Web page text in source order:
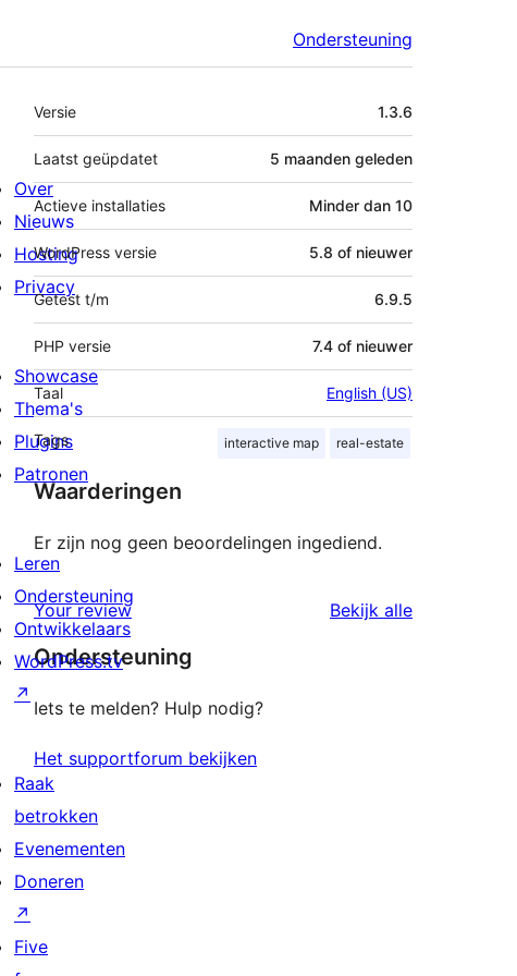
Ondersteuning
Meta
Versie 1.3.6
Laatst geüpdatet 5 maanden geleden
Actieve installaties Minder dan 10
WordPress versie 5.8 of nieuwer
Getest t/m 6.9.5
PHP versie 7.4 of nieuwer
Taal English (US)
Tags interactive map real-estate
Waarderingen
Er zijn nog geen beoordelingen ingediend.
Your review Bekijk alle
Ondersteuning
Iets te melden? Hulp nodig?
Het supportforum bekijken
Over
Nieuws
Hosting
Privacy
Showcase
Thema's
Plugins
Patronen
Leren
Ondersteuning
Ontwikkelaars
WordPress.tv
↗
Raak
betrokken
Evenementen
Doneren
↗
Five